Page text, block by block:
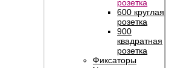
розетка
600 круглая
розетка
900
квадратная
розетка
Фиксаторы